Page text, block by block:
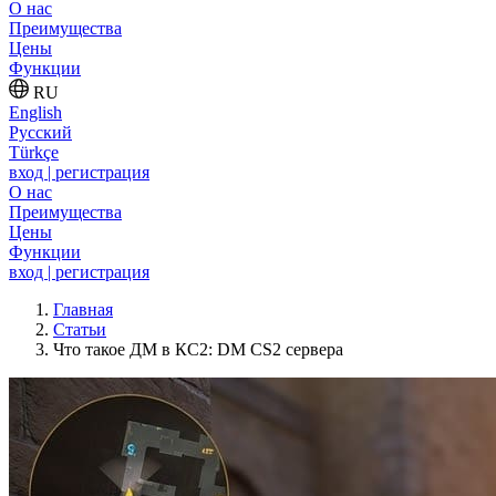
О нас
Преимущества
Цены
Функции
RU
English
Русский
Türkçe
вход | регистрация
О нас
Преимущества
Цены
Функции
вход | регистрация
Главная
Статьи
Что такое ДМ в КС2: DM CS2 сервера